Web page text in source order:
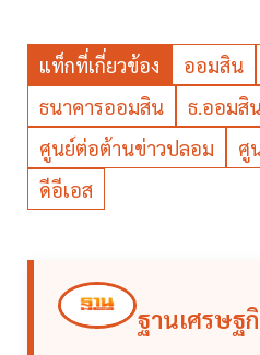
แท็กที่เกี่ยวข้อง ออมสิน
ธนาคารออมสิน
ธ.ออมสิ
ศูนย์ต่อต้านข่าวปลอม
ศู
ดีอีเอส
ฐานเศรษฐ